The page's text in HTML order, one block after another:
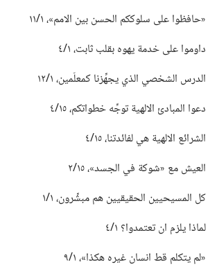
‏«حافظوا على سلوككم الحسن بين الامم»،‏ ١/‏١١
داوموا على خدمة يهوه بقلب ثابت،‏ ١/‏٤
الدرس الشخصي الذي يجهِّزنا كمعلّمين،‏ ١/‏١٢
دعوا المبادئ الالهية توجِّه خطواتكم،‏ ١٥/‏٤
الشرائع الالهية هي لفائدتنا،‏ ١٥/‏٤
العيش مع «شوكة في الجسد»،‏ ١٥/‏٢
كل المسيحيين الحقيقيين هم مبشِّرون،‏ ١/‏١
لماذا يلزم ان تعتمدوا؟‏ ١/‏٤
‏«لم يتكلم قط انسان غيره هكذا»،‏ ١/‏٩